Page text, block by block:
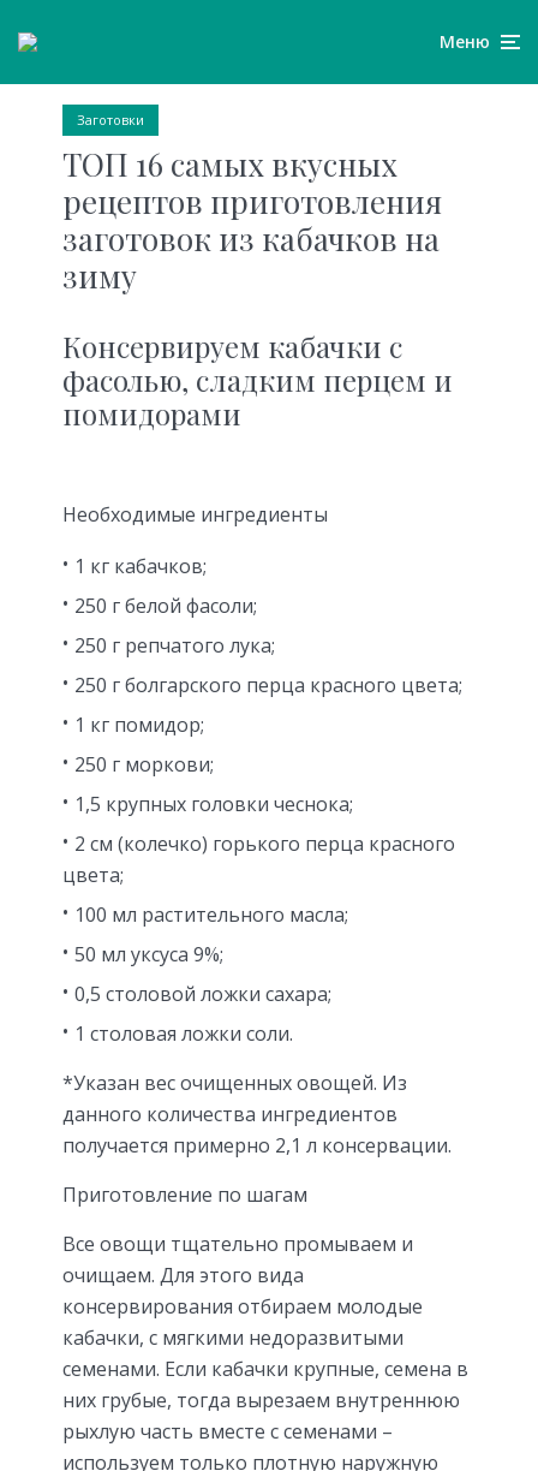
Меню
Заготовки
ТОП 16 самых вкусных
рецептов приготовления
заготовок из кабачков на
зиму
Консервируем кабачки с
фасолью, сладким перцем и
помидорами
Необходимые ингредиенты
1 кг кабачков;
250 г белой фасоли;
250 г репчатого лука;
250 г болгарского перца красного цвета;
1 кг помидор;
250 г моркови;
1,5 крупных головки чеснока;
2 см (колечко) горького перца красного
цвета;
100 мл растительного масла;
50 мл уксуса 9%;
0,5 столовой ложки сахара;
1 столовая ложки соли.
*Указан вес очищенных овощей. Из
данного количества ингредиентов
получается примерно 2,1 л консервации.
Приготовление по шагам
Все овощи тщательно промываем и
очищаем. Для этого вида
консервирования отбираем молодые
кабачки, с мягкими недоразвитыми
семенами. Если кабачки крупные, семена в
них грубые, тогда вырезаем внутреннюю
рыхлую часть вместе с семенами –
используем только плотную наружную